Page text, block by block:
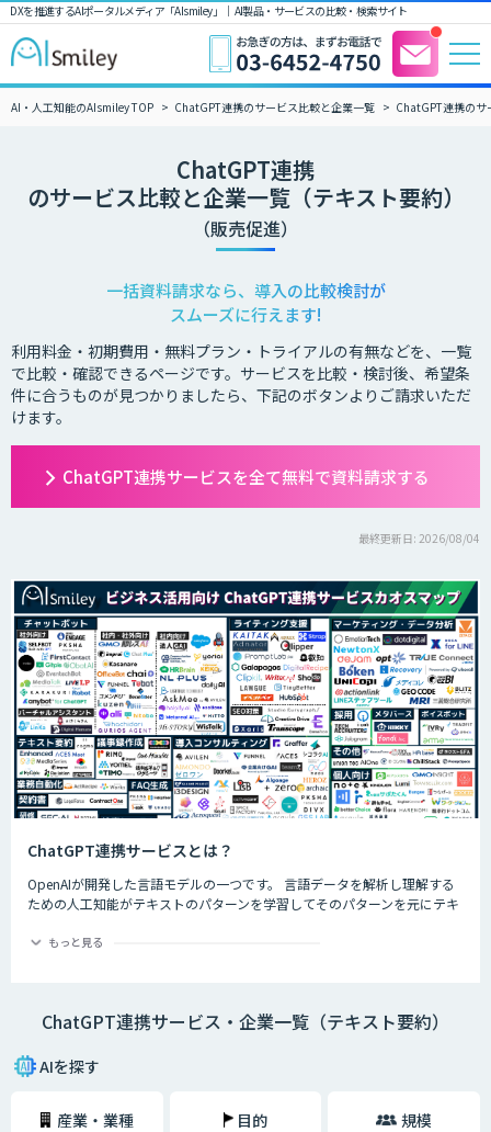
DXを推進するAIポータルメディア「AIsmiley」｜ AI製品・サービスの比較・検索サイト
AI・人工知能のAIsmiley TOP ChatGPT連携のサービス比較と企業一覧 ChatGPT連携のサ
ChatGPT連携
のサービス比較と企業一覧（テキスト要約）
（販売促進）
一括資料請求なら、導入の比較検討が
スムーズに行えます!
利用料金・初期費用・無料プラン・トライアルの有無などを、一覧
で比較・確認できるページです。サービスを比較・検討後、希望条
件に合うものが見つかりましたら、下記のボタンよりご請求いただ
けます。
ChatGPT連携サービスを全て無料で資料請求する
最終更新日: 2026/08/04
ChatGPT連携サービスとは？
OpenAIが開発した言語モデルの一つです。 言語データを解析し理解する
ための人工知能がテキストのパターンを学習してそのパターンを元にテキ
ChatGPTの最大の特徴として、人間との自然な対話を模倣することがで
もっと見る
ChatGPT連携サービス・企業一覧（テキスト要約）
AIを探す
産業・業種 目的 規模